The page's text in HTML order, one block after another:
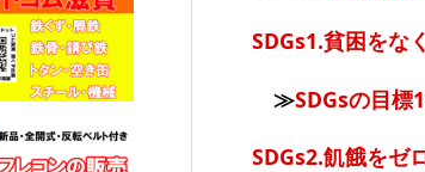
SDGs1.貧困をな
≫SDGsの目標
SDGs2.飢餓をゼ